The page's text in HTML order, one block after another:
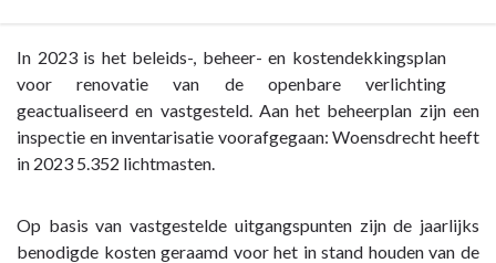
Terug
naar
navigatie
Paragraaf
Onderhoud
kapitaalgoederen
In 2023 is het beleids-, beheer- en kostendekkingsplan
voor renovatie van de openbare verlichting
geactualiseerd en vastgesteld. Aan het beheerplan zijn een
inspectie en inventarisatie voorafgegaan: Woensdrecht heeft
in 2023 5.352 lichtmasten.
Op basis van vastgestelde uitgangspunten zijn de jaarlijks
benodigde kosten geraamd voor het in stand houden van de